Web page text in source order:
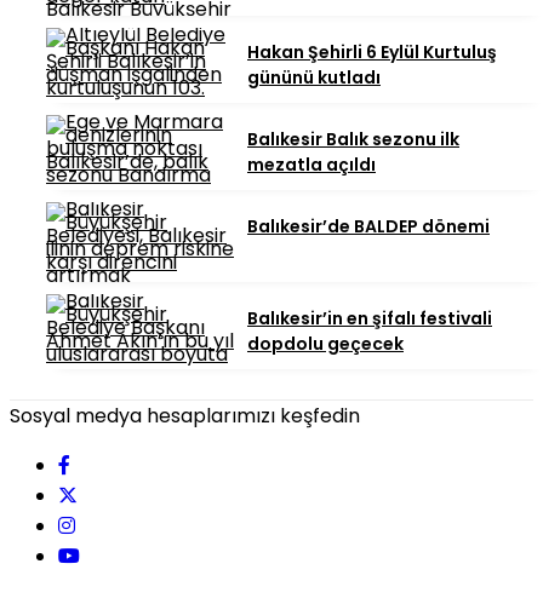
Hakan Şehirli 6 Eylül Kurtuluş
gününü kutladı
Balıkesir Balık sezonu ilk
mezatla açıldı
Balıkesir’de BALDEP dönemi
Balıkesir’in en şifalı festivali
dopdolu geçecek
Sosyal medya hesaplarımızı keşfedin